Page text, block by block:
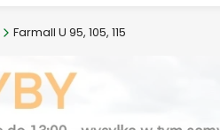
Farmall U 95, 105, 115